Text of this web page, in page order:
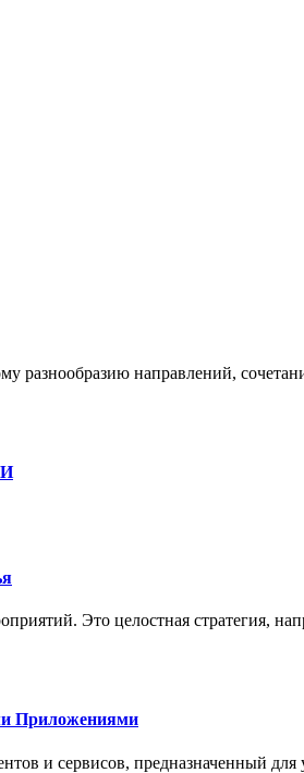
разнообразию направлений,
Это целостная стратегия,
Приложениями
и сервисов, предназначенный